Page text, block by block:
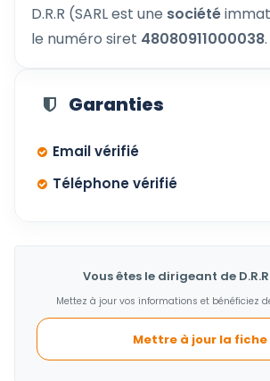
D.R.R (SARL est une société
le numéro siret 48080911000038.
Garanties
Email vérifié
Téléphone vérifié
Vous êtes le dirigeant de D.R.R
Mettez à jour vos informations et bénéficiez
Mettre à jour la fiche